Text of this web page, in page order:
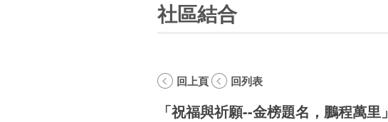
社區結合
回上頁 回列表
「祝福與祈願--金榜題名，鵬程萬里」